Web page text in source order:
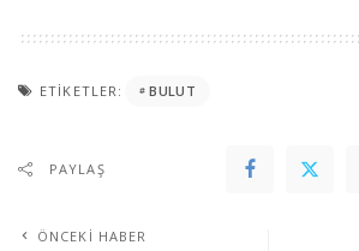
ETIKETLER: BULUT
PAYLAŞ
ÖNCEKI HABER